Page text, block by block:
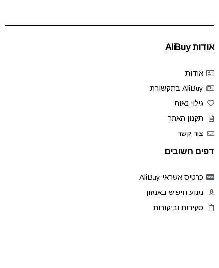
אודות AliBuy
אודות
AliBuy בתקשורת
גילוי נאות
תקנון האתר
צור קשר
דפים חשובים
כרטיס אשראי AliBuy
מנוע חיפוש באמזון
סקירות וביקורות